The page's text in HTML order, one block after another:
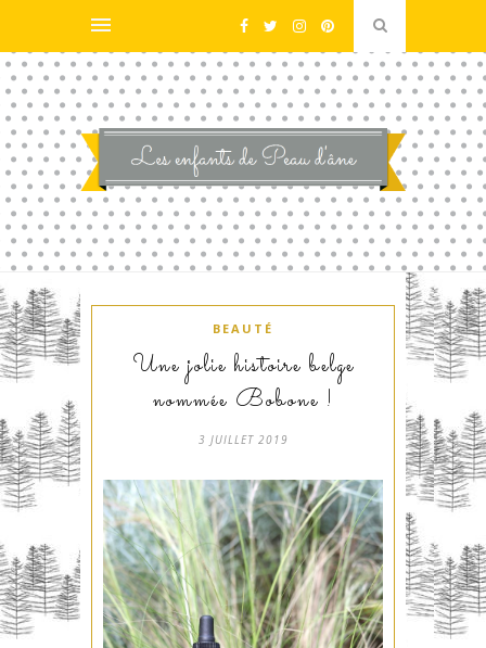
BEAUTÉ
Une jolie histoire belge
nommée Bobone !
3 JUILLET 2019